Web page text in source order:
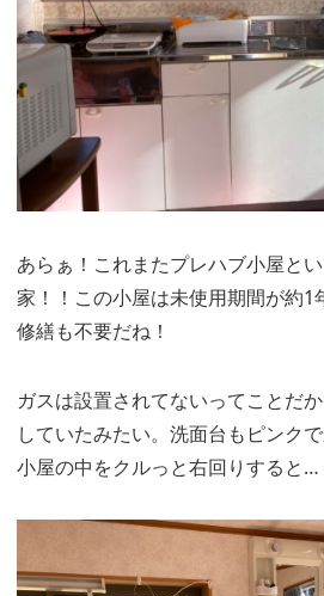
あらぁ！これまたプレハブ小屋と
家！！この小屋は未使用期間が約1
修繕も不要だね！
ガスは設置されてないってことだ
していたみたい。洗面台もピンク
小屋の中をクルっと右回りすると…